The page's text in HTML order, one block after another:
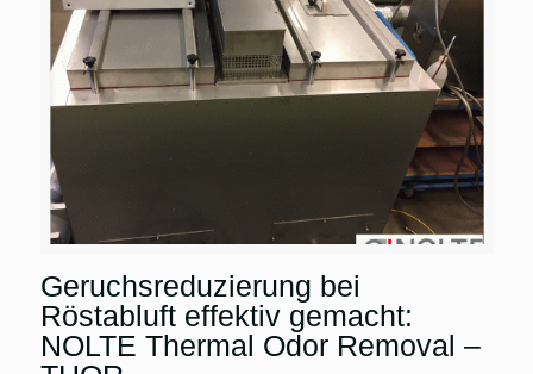
Geruchsreduzierung bei
Röstabluft effektiv gemacht:
NOLTE Thermal Odor Removal –